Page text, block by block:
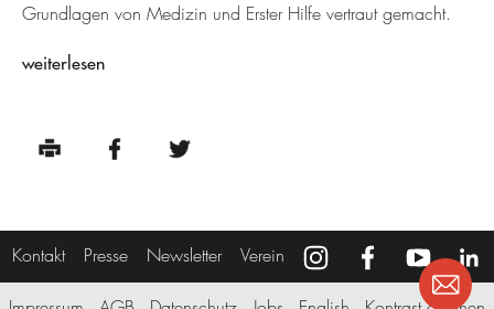
Grundlagen von Medizin und Erster Hilfe vertraut gemacht.
weiterlesen
Kontakt Presse Newsletter Verein